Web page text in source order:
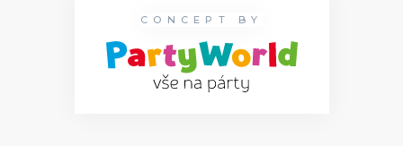
CONCEPT BY